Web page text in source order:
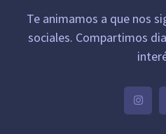
Te animamos a que nos
sociales. Compartimos